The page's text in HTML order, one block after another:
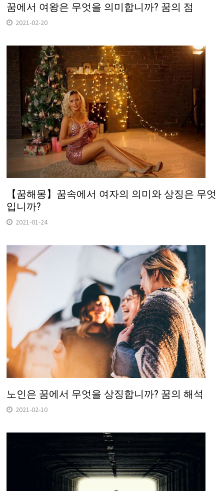
꿈에서 여왕은 무엇을 의미합니까? 꿈의 점
2021-02-20
【꿈해몽】꿈속에서 여자의 의미와 상징은 무엇
입니까?
2021-01-24
노인은 꿈에서 무엇을 상징합니까? 꿈의 해석
2021-02-10